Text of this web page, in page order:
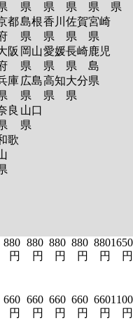
都
阪
庫
良
歌
県
島根
県
岡山
県
広島
県
山口
県
県
香川
県
愛媛
県
高知
県
県
佐賀
県
長崎
県
大分
県
県
宮崎
県
鹿児
島
県
県
880
円
880
円
880
円
880
円
880
円
1650
円
660
円
660
円
660
円
660
円
660
円
1100
円